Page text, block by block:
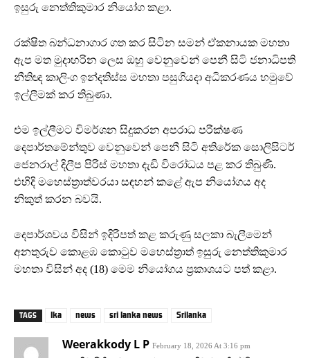
ඉසුරු නෙත්තිකුමාර නියෝග කළා.
රක්ෂිත බන්ධනාගාර ගත කර සිටින සමන් ඒකනායක මහතා
ඇප මත මුදාහරින ලෙස ඔහු වෙනුවෙන් පෙනී සිටි ජනාධිපති
නීතිඥ කාලිංග ඉන්දතිස්ස මහතා පසුගියදා අධිකරණය හමුවේ
ඉල්ලීමක් කර තිබුණා.
එම ඉල්ලීමට විමර්ශන සිදුකරන අපරාධ පරීක්ෂණ
දෙපාර්තමේන්තුව වෙනුවෙන් පෙනී සිටි අතිරේක සොලිසිටර්
ජෙනරාල් දිලීප පිරිස් මහතා දැඩි විරෝධය පළ කර තිබුණි.
එහිදි මහෙස්ත්‍රාත්වරයා සඳහන් කළේ ඇප නියෝගය අද
නිකුත් කරන බවයි.
දෙපාර්ශවය විසින් ඉදිරිපත් කළ කරුණු සලකා බැලීමෙන්
අනතුරුව කොළඹ කොටුව මහෙස්ත්‍රාත් ඉසුරු නෙත්තිකුමාර
මහතා විසින් අද (18) මෙම නියෝගය ප්‍රකාශයට පත් කළා.
TAGS lka news sri lanka news Srilanka
Weerakkody L P February 18, 2026 At 3:16 pm